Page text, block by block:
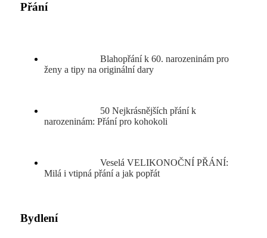
Přání
Blahopřání k 60. narozeninám pro
ženy a tipy na originální dary
50 Nejkrásnějších přání k
narozeninám: Přání pro kohokoli
Veselá VELIKONOČNÍ PŘÁNÍ:
Milá i vtipná přání a jak popřát
Bydlení